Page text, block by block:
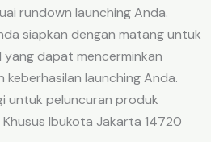
rundown launching Anda.
siapkan dengan matang untuk
dapat mencerminkan
launching Anda.
untuk peluncuran produk
Khusus Ibukota Jakarta 14720